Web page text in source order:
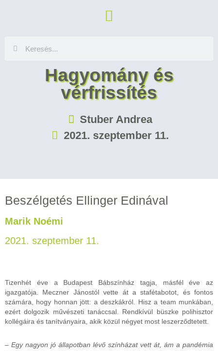
Hagyomány és
vérfrissítés
Stuber Andrea
2021. szeptember 11.
Beszélgetés Ellinger Edinával
Marik Noémi
2021. szeptember 11.
Tizenhét éve a Budapest Bábszínház tagja, másfél éve az
igazgatója. Meczner Jánostól vette át a stafétabotot, és fontos
számára, hogy honnan jött: a deszkákról. Hisz a team munkában,
ezért dolgozik művészeti tanáccsal. Rendkívül büszke polihisztor
kollégáira és tanítványaira, akik közül négyet most leszerződtetett.
– Egy nagyon jó állapotban lévő színházat vett át, ám a pandémia